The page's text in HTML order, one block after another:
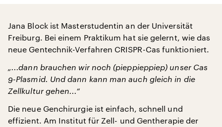
Jana Block ist Masterstudentin an der Universität
Freiburg. Bei einem Praktikum hat sie gelernt, wie das
neue Gentechnik-Verfahren CRISPR-Cas funktioniert.
„...dann brauchen wir noch (pieppieppiep) unser Cas
9-Plasmid. Und dann kann man auch gleich in die
Zellkultur gehen...“
Die neue Genchirurgie ist einfach, schnell und
effizient. Am Institut für Zell- und Gentherapie der